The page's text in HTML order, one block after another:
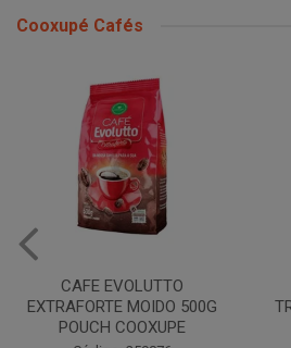
Cooxupé Cafés
500G
CAFE EVOLUTTO
TRADIONAL MOIDO 500G
POUCH COOXUPE